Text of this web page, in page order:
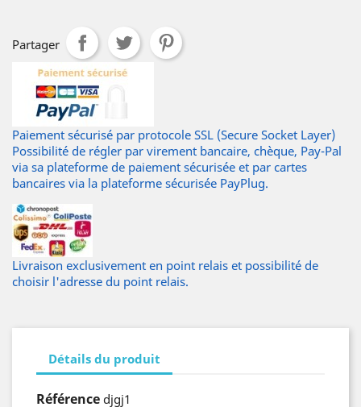
Partager
Paiement sécurisé par protocole SSL (Secure Socket Layer)
Possibilité de régler par virement bancaire, chèque, Pay-Pal
via sa plateforme de paiement sécurisée et par cartes
bancaires via la plateforme sécurisée PayPlug.
Livraison exclusivement en point relais et possibilité de
choisir l'adresse du point relais.
Détails du produit
Référence djgj1